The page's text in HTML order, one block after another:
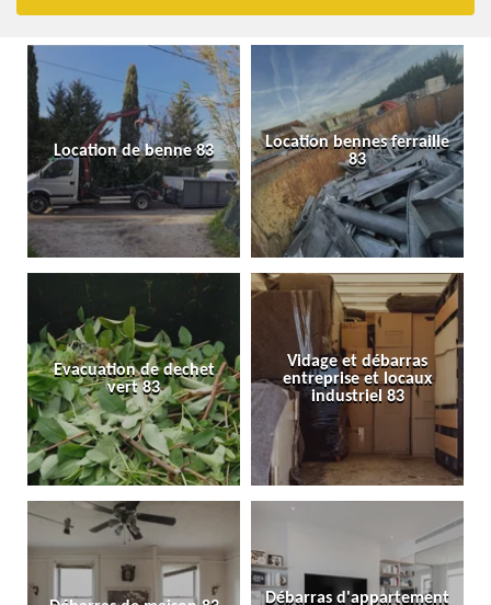
Location de benne 83
Location bennes ferraille
83
Evacuation de dechet
vert 83
Vidage et débarras
entreprise et locaux
industriel 83
Débarras d'appartement